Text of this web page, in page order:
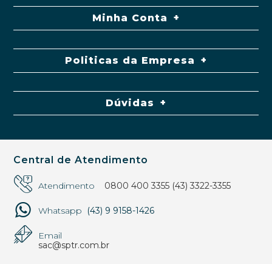
Minha Conta
Politicas da Empresa
Dúvidas
Central de Atendimento
Atendimento 0800 400 3355 (43) 3322-3355
Whatsapp (43) 9 9158-1426
Email
sac@sptr.com.br